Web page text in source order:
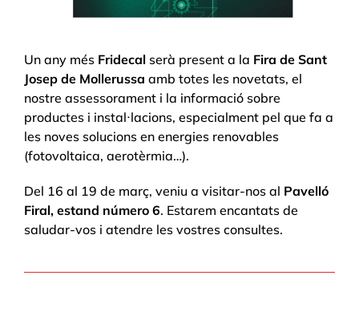
Un any més Fridecal serà present a la Fira de Sant
Josep de Mollerussa amb totes les novetats, el
nostre assessorament i la informació sobre
productes i instal·lacions, especialment pel que fa a
les noves solucions en energies renovables
(fotovoltaica, aerotèrmia…).
Del 16 al 19 de març, veniu a visitar-nos al Pavelló
Firal, estand número 6. Estarem encantats de
saludar-vos i atendre les vostres consultes.